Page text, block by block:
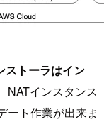
ストーラはイン
NATインスタンス
ート作業が出来ま